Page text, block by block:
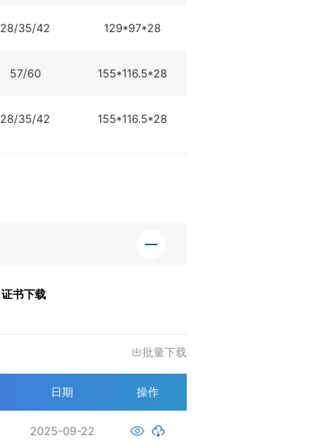
28/35/42 129*97*28
57/60 155*116.5*28
28/35/42 155*116.5*28
证书下载
批量下载
日期 操作
2025-09-22